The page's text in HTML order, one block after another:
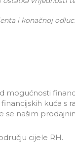
i konačnoj
kuća s
našim
cijele RH.